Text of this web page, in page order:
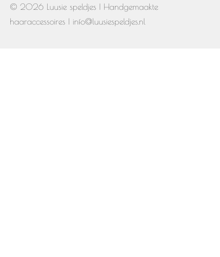
© 2026 Luusie speldjes | Handgemaakte
haaraccessoires | info@luusiespeldjes.nl